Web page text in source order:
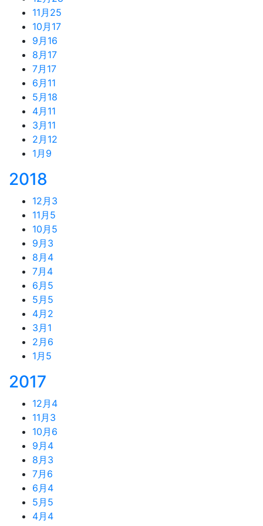
11月 25
10月 17
9月 16
8月 17
7月 17
6月 11
5月 18
4月 11
3月 11
2月 12
1月 9
2018
12月 3
11月 5
10月 5
9月 3
8月 4
7月 4
6月 5
5月 5
4月 2
3月 1
2月 6
1月 5
2017
12月 4
11月 3
10月 6
9月 4
8月 3
7月 6
6月 4
5月 5
4月 4